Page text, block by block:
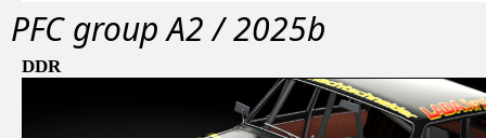
PFС group A2 / 2025b
DDR